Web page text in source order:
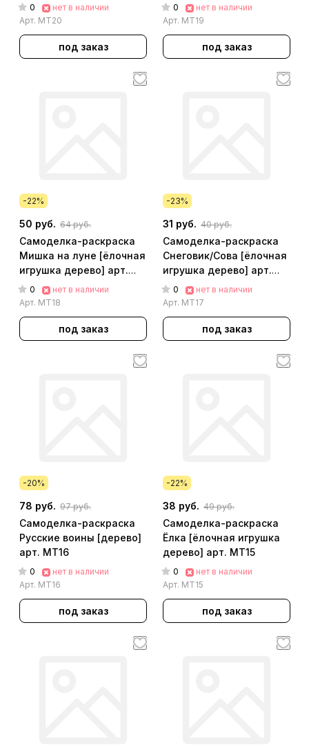
0
нет в наличии
Арт. МТ20
под заказ
0
нет в наличии
Арт. МТ19
под заказ
-22%
50 руб. 64 руб.
Самоделка-раскраска
Мишка на луне [ёлочная
игрушка дерево] арт.
МТ18
0
нет в наличии
Арт. МТ18
под заказ
-23%
31 руб. 40 руб.
Самоделка-раскраска
Снеговик/Сова [ёлочная
игрушка дерево] арт.
МТ17
0
нет в наличии
Арт. МТ17
под заказ
-20%
78 руб. 97 руб.
Самоделка-раскраска
Русские воины [дерево]
арт. МТ16
0
нет в наличии
Арт. МТ16
под заказ
-22%
38 руб. 49 руб.
Самоделка-раскраска
Ёлка [ёлочная игрушка
дерево] арт. МТ15
0
нет в наличии
Арт. МТ15
под заказ